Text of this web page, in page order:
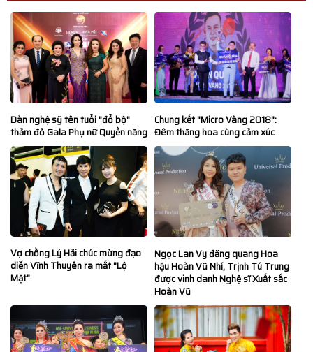
Dàn nghệ sỹ tên tuổi "đổ bộ"
thảm đỏ Gala Phụ nữ Quyền năng
Chung kết "Micro Vàng 2018":
Đêm thăng hoa cùng cảm xúc
Vợ chồng Lý Hải chúc mừng đạo
diễn Vĩnh Thuyên ra mắt "Lộ
Mặt"
Ngọc Lan Vy đăng quang Hoa
hậu Hoàn Vũ Nhí, Trịnh Tú Trung
được vinh danh Nghệ sĩ Xuất sắc
Hoàn Vũ